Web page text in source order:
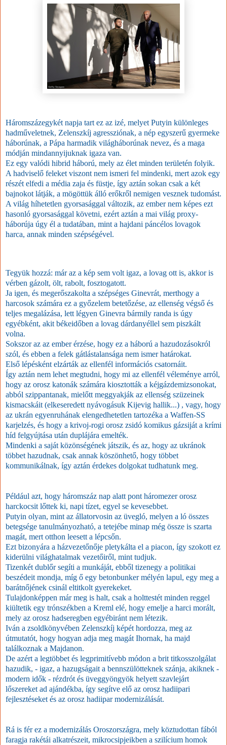
Háromszázegykét napja tart ez az izé, melyet Putyin különleges
hadműveletnek, Zelenszkíj agressziónak, a nép egyszerű gyermeke
háborúnak, a Pápa harmadik világháborúnak nevez, és a maga
módján mindannyijuknak igaza van.
Ez egy valódi hibrid háború, mely az élet minden területén folyik.
A hadviselő feleket viszont nem ismeri fel mindenki, mert azok egy
részét elfedi a média zaja és füstje, így aztán sokan csak a két
bajnokot látják, a mögöttük álló erőkről nemigen vesznek tudomást.
A világ híhetetlen gyorsasággal változik, az ember nem képes ezt
hasonló gyorsasággal követni, ezért aztán a mai világ proxy-
háborúja úgy él a tudatában, mint a hajdani páncélos lovagok
harca, annak minden szépségével.
Tegyük hozzá: már az a kép sem volt igaz, a lovag ott is, akkor is
vérben gázolt, ölt, rabolt, fosztogatott.
Ja igen, és megerőszakolta a szépséges Ginevrát, merthogy a
harcosok számára ez a győzelem betetőzése, az ellenség végső és
teljes megalázása, lett légyen Ginevra bármily randa is úgy
egyébként, akit békeidőben a lovag dárdanyéllel sem piszkált
volna.
Sokszor az az ember érzése, hogy ez a háború a hazudozásokról
szól, és ebben a felek gátlástalansága nem ismer határokat.
Első lépésként elzárták az ellenfél információs csatornáit.
Így aztán nem lehet megtudni, hogy mi az ellenfél véleménye arról,
hogy az orosz katonák számára kiosztották a kéjgázdemizsonokat,
abból szippantanak, mielőtt meggyakják az ellenség szüzeinek
kismacskáit (elkeseredett nyávogásuk Kijevig hallik...) , vagy, hogy
az ukrán egyenruhának elengedhetetlen tartozéka a Waffen-SS
karjelzés, és hogy a krivoj-rogi orosz zsidó komikus gázsiját a krími
híd felgyújtása után duplájára emelték.
Mindenki a saját közönségének játszik, és az, hogy az ukránok
többet hazudnak, csak annak köszönhető, hogy többet
kommunikálnak, így aztán érdekes dolgokat tudhatunk meg.
Például azt, hogy háromszáz nap alatt pont háromezer orosz
harckocsit lőttek ki, napi tízet, egyel se kevesebbet.
Putyin olyan, mint az állatorvosin az üvegló, melyen a ló összes
betegsége tanulmányozható, a tetejébe minap még össze is szarta
magát, mert otthon leesett a lépcsőn.
Ezt bizonyára a házvezetőnője pletykálta el a piacon, így szokott ez
kiderülni világhatalmak vezetőiről, mint tudjuk.
Tizenkét dublőr segíti a munkáját, ebből tizenegy a politikai
beszédeit mondja, míg ő egy betonbunker mélyén lapul, egy meg a
barátnőjének csinál eltitkolt gyerekeket.
Tulajdonképpen már meg is halt, csak a holttestét minden reggel
kiültetik egy trónszékben a Kreml elé, hogy emelje a harci morált,
mely az orosz hadseregben egyébiránt nem létezik.
Iván a zsoldkönyvében Zelenszkíj képét hordozza, meg az
útmutatót, hogy hogyan adja meg magát Ihornak, ha majd
találkoznak a Majdanon.
De azért a legtöbbet és legprimitívebb módon a brit titkosszolgálat
hazudik, - igaz, a hazugságait a bennszülötteknek szánja, akiknek -
modern idők - rézdrót és üveggyöngyök helyett szavlejárt
lőszereket ad ajándékba, így segítve elő az orosz hadiipari
fejlesztéseket és az orosz hadiipar modernizálását.
Rá is fér ez a modernizálás Oroszországra, mely köztudottan fából
faragja rakétái alkatrészeit, mikrocsipjeikben a szilícium homok